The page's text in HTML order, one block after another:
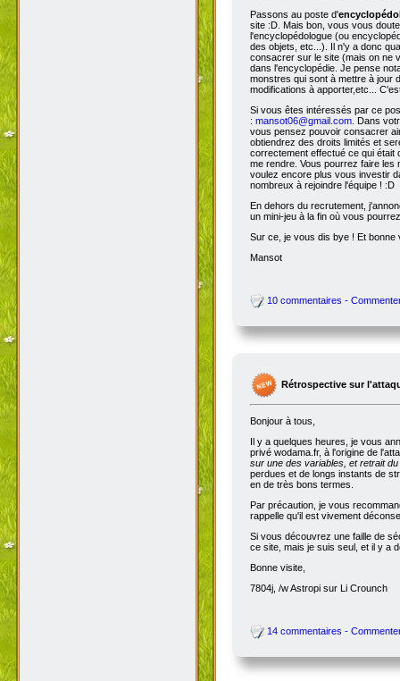
Passons au poste d'
site :D. Mais bon, vous vous
l'encyclopédologue (ou
des objets, etc...). Il n'y a donc
consacrer sur le site (mais on ne
dans l'encyclopédie. Je pense
monstres qui sont à mettre à jour
modifications à apporter,etc...
Si vous êtes intéressés par ce
: mansot06@gmail.com . Dans
vous pensez pouvoir consacrer
obtiendrez des droits limités et
correctement effectué ce qui
me rendre. Vous pourrez faire les
voulez encore plus vous investir
nombreux à rejoindre l'équipe ! :D
En dehors du recrutement,
un mini-jeu à la fin où vous
Sur ce, je vous dis bye ! Et bonne
Mansot
10 commentaires -
Rétrospective sur
Bonjour à tous,
Il y a quelques heures, je vous
privé wodama.fr, à l'origine de
sur une des variables, et retrait
perdues et de longs instants de
en de très bons termes.
Par précaution, je vous
rappelle qu'il est vivement
Si vous découvrez une faille de
ce site, mais je suis seul, et il y a
Bonne visite,
7804j, /w Astropi sur Li Crounch
14 commentaires -